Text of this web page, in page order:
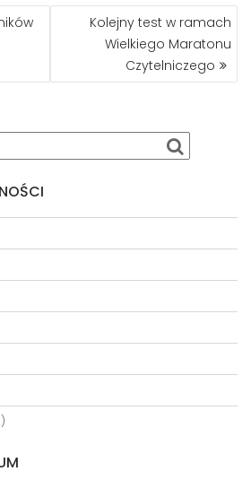
Kolejny test w ramach
Wielkiego Maratonu
Czytelniczego